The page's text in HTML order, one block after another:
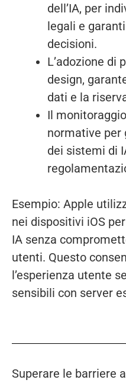
dell’IA, per
legali e
decisioni.
L’adozione di
design,
dati e la
Il
normative per
dei sistemi di
Esempio: Apple
nei dispositivi iOS
IA senza
utenti. Questo
l’esperienza utente
sensibili con server
Superare le barriere